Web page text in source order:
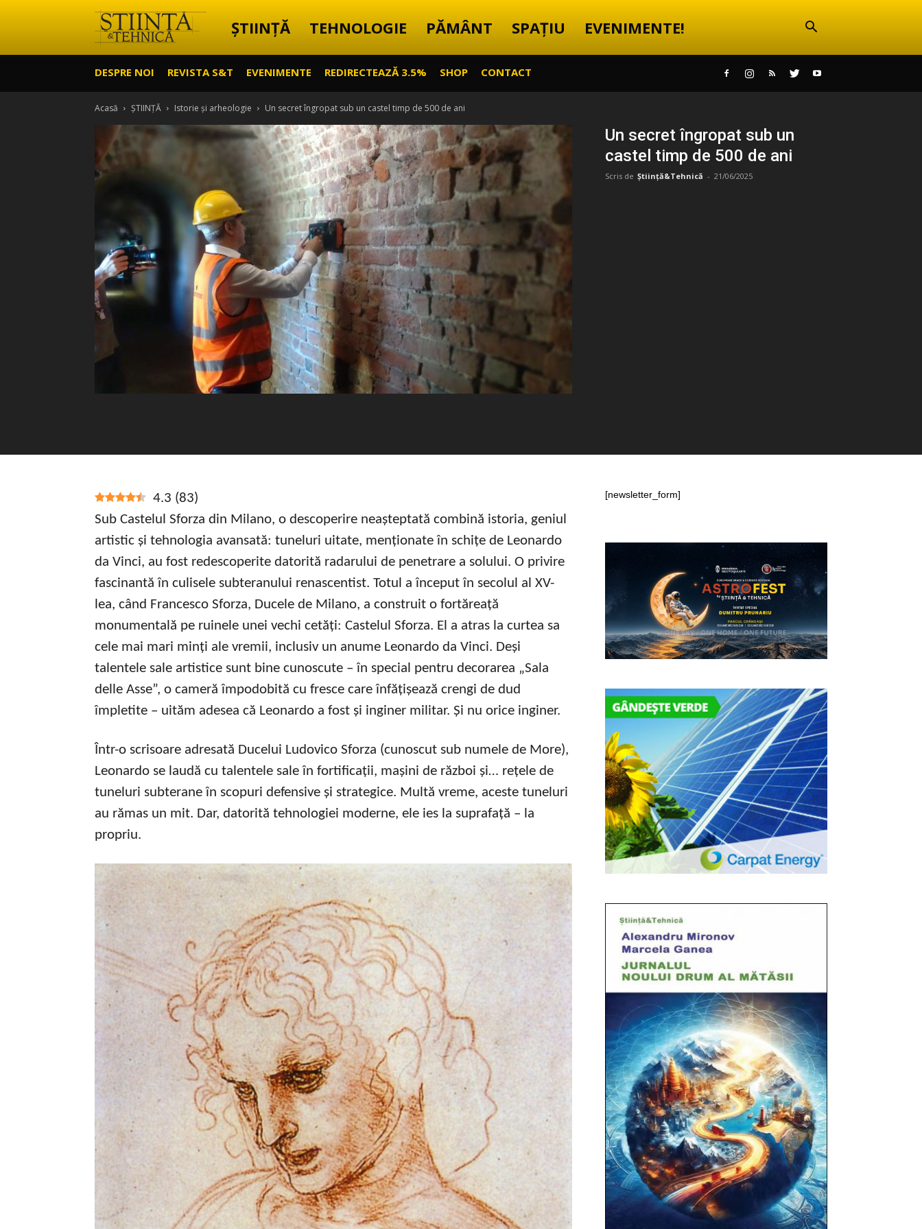
Știință
Tehnică
ȘTIINȚĂ TEHNOLOGIE PĂMÂNT SPAȚIU EVENIMENTE!
DESPRE NOI REVISTA S&T EVENIMENTE REDIRECTEAZĂ 3.5% SHOP CONTACT
Acasă ȘTIINȚĂ Istorie și arheologie Un secret îngropat sub un castel timp de 500 de ani
Un secret îngropat sub un
castel timp de 500 de ani
Scris de Știință&Tehnică - 21/06/2025
4.3 (83)
Sub Castelul Sforza din Milano, o descoperire neașteptată combină istoria, geniul
artistic și tehnologia avansată: tuneluri uitate, menționate în schițe de Leonardo
da Vinci, au fost redescoperite datorită radarului de penetrare a solului. O privire
fascinantă în culisele subteranului renascentist. Totul a început în secolul al XV-
lea, când Francesco Sforza, Ducele de Milano, a construit o fortăreață
monumentală pe ruinele unei vechi cetăți: Castelul Sforza. El a atras la curtea sa
cele mai mari minți ale vremii, inclusiv un anume Leonardo da Vinci. Deși
talentele sale artistice sunt bine cunoscute – în special pentru decorarea „Sala
delle Asse”, o cameră împodobită cu fresce care înfățișează crengi de dud
împletite – uităm adesea că Leonardo a fost și inginer militar. Și nu orice inginer.
Într-o scrisoare adresată Ducelui Ludovico Sforza (cunoscut sub numele de More),
Leonardo se laudă cu talentele sale în fortificații, mașini de război și… rețele de
tuneluri subterane în scopuri defensive și strategice. Multă vreme, aceste tuneluri
au rămas un mit. Dar, datorită tehnologiei moderne, ele ies la suprafață – la
propriu.
[newsletter_form]